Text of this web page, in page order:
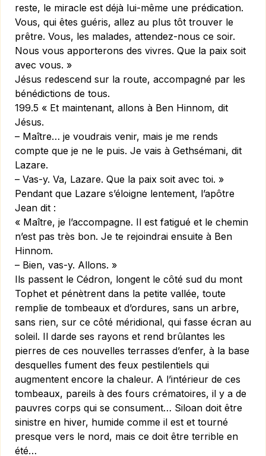
reste, le miracle est déjà lui-même une prédication.
Vous, qui êtes guéris, allez au plus tôt trouver le
prêtre. Vous, les malades, attendez-nous ce soir.
Nous vous apporterons des vivres. Que la paix soit
avec vous. »
Jésus redescend sur la route, accompagné par les
bénédictions de tous.
199.5 « Et maintenant, allons à Ben Hinnom, dit
Jésus.
– Maître… je voudrais venir, mais je me rends
compte que je ne le puis. Je vais à Gethsémani, dit
Lazare.
– Vas-y. Va, Lazare. Que la paix soit avec toi. »
Pendant que Lazare s’éloigne lentement, l’apôtre
Jean dit :
« Maître, je l’accompagne. Il est fatigué et le chemin
n’est pas très bon. Je te rejoindrai ensuite à Ben
Hinnom.
– Bien, vas-y. Allons. »
Ils passent le Cédron, longent le côté sud du mont
Tophet et pénètrent dans la petite vallée, toute
remplie de tombeaux et d’ordures, sans un arbre,
sans rien, sur ce côté méridional, qui fasse écran au
soleil. Il darde ses rayons et rend brûlantes les
pierres de ces nouvelles terrasses d’enfer, à la base
desquelles fument des feux pestilentiels qui
augmentent encore la chaleur. A l’intérieur de ces
tombeaux, pareils à des fours crématoires, il y a de
pauvres corps qui se consument… Siloan doit être
sinistre en hiver, humide comme il est et tourné
presque vers le nord, mais ce doit être terrible en
été…